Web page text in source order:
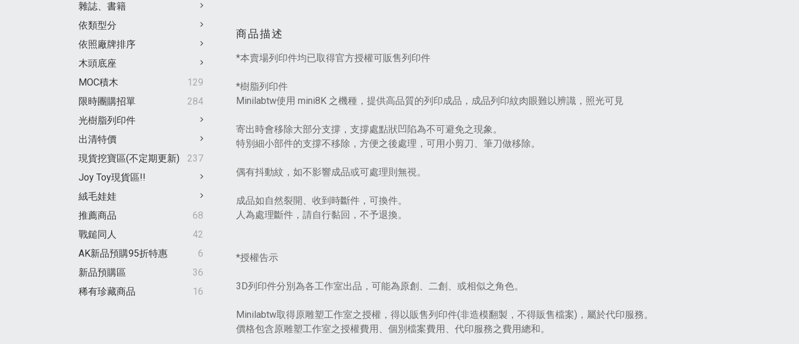
雜誌、書籍
依類型分
依照廠牌排序
木頭底座
MOC積木
129
限時團購招單
284
光樹脂列印件
出清特價
現貨挖寶區(不定期更新)
237
Joy Toy現貨區!!
絨毛娃娃
推薦商品
68
戰鎚同人
42
AK新品預購95折特惠
6
新品預購區
36
稀有珍藏商品
16
商品描述
*本賣場列印件均已取得官方授權可販售列印件
*樹脂列印件
Minilabtw使用 mini8K 之機種，提供高品質的列印成品，成品列印紋肉眼難以辨識，照光可見
寄出時會移除大部分支撐，支撐處點狀凹陷為不可避免之現象。
特別細小部件的支撐不移除，方便之後處理，可用小剪刀、筆刀做移除。
偶有抖動紋，如不影響成品或可處理則無視。
成品如自然裂開、收到時斷件，可換件。
人為處理斷件，請自行黏回，不予退換。
*授權告示
3D列印件分別為各工作室出品，可能為原創、二創、或相似之角色。
Minilabtw取得原雕塑工作室之授權，得以販售列印件(非造模翻製，不得販售檔案)，屬於代印服務。
價格包含原雕塑工作室之授權費用、個別檔案費用、代印服務之費用總和。